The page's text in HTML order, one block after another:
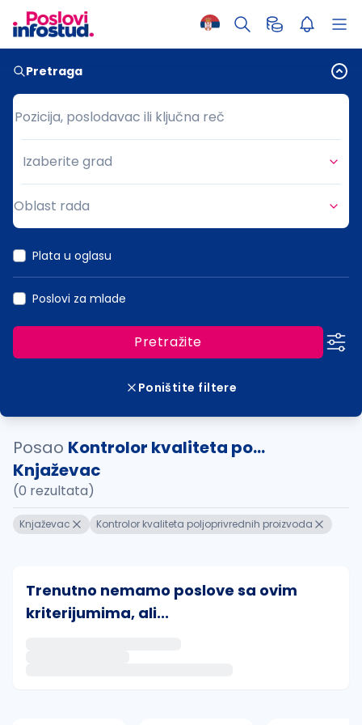
Pretraga
Pozicija, poslodavac ili ključna reč
Pozicija, poslodavac ili ključna reč
Grad
Izaberite grad
Oblast rada
Plata u oglasu
Poslovi za mlade
Pretražite
Poništite filtere
Posao Kontrolor kvaliteta po...
Knjaževac
(0 rezultata)
Knjaževac Kontrolor kvaliteta poljoprivrednih proizvoda
Trenutno nemamo poslove sa ovim
kriterijumima, ali...